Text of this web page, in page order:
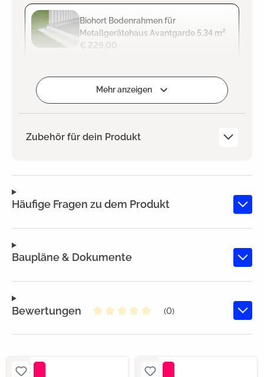
Biohort Bodenrahmen für
Metallgerätehaus Avantgarde 5,34 m²
€ 229,00
Zum Projekt hinzufügen
Mehr anzeigen
Zubehör für dein Produkt
Häufige Fragen zu dem Produkt
Baupläne & Dokumente
Bewertungen
(0)